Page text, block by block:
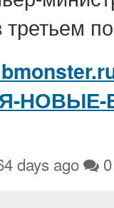
третьем
days ago 0